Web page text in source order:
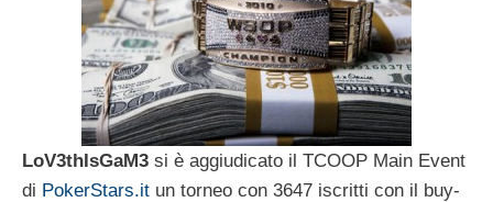
LoV3thIsGaM3 si è aggiudicato il TCOOP Main Event
di PokerStars.it un torneo con 3647 iscritti con il buy-